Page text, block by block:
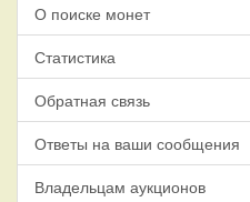
О поиске монет
Статистика
Обратная связь
Ответы на ваши сообщения
Владельцам аукционов